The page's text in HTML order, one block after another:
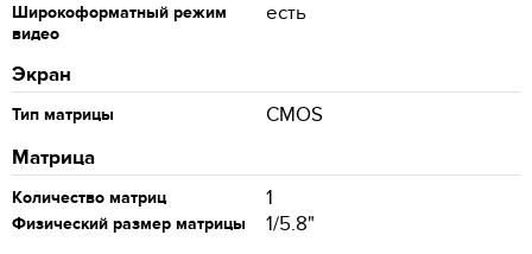
Широкоформатный режим
видео
есть
Экран
Тип матрицы
CMOS
Матрица
Количество матриц 1
Физический размер матрицы
1/5.8"